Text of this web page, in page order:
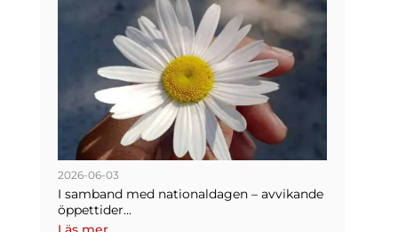
2026-06-03
I samband med nationaldagen – avvikande
öppettider...